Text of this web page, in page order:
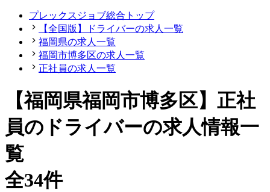
プレックスジョブ総合トップ
【全国版】ドライバーの求人一覧
福岡県の求人一覧
福岡市博多区の求人一覧
正社員の求人一覧
【福岡県福岡市博多区】正社
員のドライバーの求人情報一
覧
全34件